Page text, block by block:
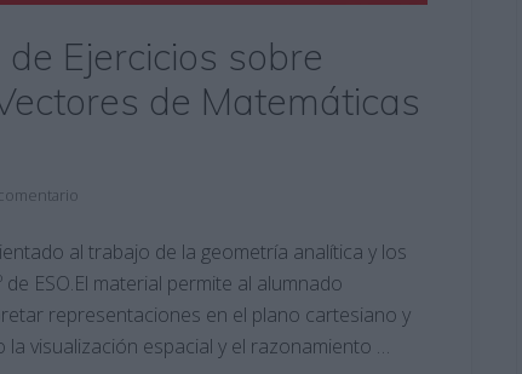
Ejercicios sobre
de Matemáticas
al trabajo de la geometría analítica y los
ESO.El material permite al alumnado
representaciones en el plano cartesiano y
visualización espacial y el razonamiento …